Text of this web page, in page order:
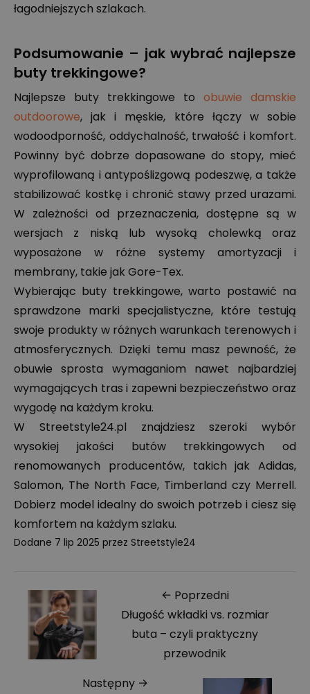
łagodniejszych szlakach.
Podsumowanie – jak wybrać najlepsze
buty trekkingowe?
Najlepsze buty trekkingowe to obuwie damskie
outdoorowe, jak i męskie, które łączy w sobie
wodoodporność, oddychalność, trwałość i komfort.
Powinny być dobrze dopasowane do stopy, mieć
wyprofilowaną i antypoślizgową podeszwę, a także
stabilizować kostkę i chronić stawy przed urazami.
W zależności od przeznaczenia, dostępne są w
wersjach z niską lub wysoką cholewką oraz
wyposażone w różne systemy amortyzacji i
membrany, takie jak Gore-Tex.
Wybierając buty trekkingowe, warto postawić na
sprawdzone marki specjalistyczne, które testują
swoje produkty w różnych warunkach terenowych i
atmosferycznych. Dzięki temu masz pewność, że
obuwie sprosta wymaganiom nawet najbardziej
wymagających tras i zapewni bezpieczeństwo oraz
wygodę na każdym kroku.
W Streetstyle24.pl znajdziesz szeroki wybór
wysokiej jakości butów trekkingowych od
renomowanych producentów, takich jak Adidas,
Salomon, The North Face, Timberland czy Merrell.
Dobierz model idealny do swoich potrzeb i ciesz się
komfortem na każdym szlaku.
Dodane 7 lip 2025 przez Streetstyle24
← Poprzedni
Długość wkładki vs. rozmiar
buta – czyli praktyczny
przewodnik
Następny →